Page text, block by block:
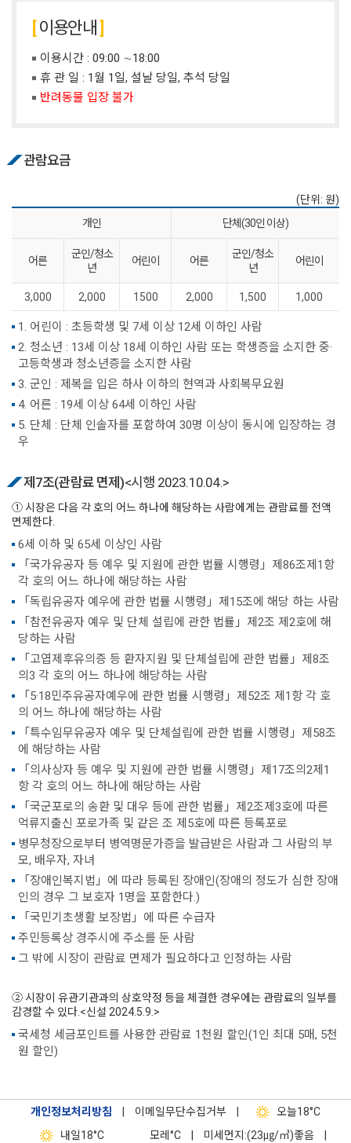
이용안내
이용시간 : 09:00 ∼18:00
휴 관 일 : 1월 1일, 설날 당일, 추석 당일
반려동물 입장 불가
관람요금
(단위: 원)
개인
단체(30인 이상)
어른
군인/청소
년
어린이 어른
군인/청소
년
어린이
3,000 2,000 1500 2,000 1,500 1,000
1. 어린이 : 초등학생 및 7세 이상 12세 이하인 사람
2. 청소년 : 13세 이상 18세 이하인 사람 또는 학생증을 소지한 중·
고등학생과 청소년증을 소지한 사람
3. 군인 : 제복을 입은 하사 이하의 현역과 사회복무요원
4. 어른 : 19세 이상 64세 이하인 사람
5. 단체 : 단체 인솔자를 포함하여 30명 이상이 동시에 입장하는 경
우
제7조(관람료 면제)<시행 2023.10.04.>
① 시장은 다음 각 호의 어느 하나에 해당하는 사람에게는 관람료를 전액
면제한다.
6세 이하 및 65세 이상인 사람
「국가유공자 등 예우 및 지원에 관한 법률 시행령」제86조제1항
각 호의 어느 하나에 해당하는 사람
「독립유공자 예우에 관한 법률 시행령」제15조에 해당 하는 사람
「참전유공자 예우 및 단체 설립에 관한 법률」제2조 제2호에 해
당하는 사람
「고엽제후유의증 등 환자지원 및 단체설립에 관한 법률」제8조
의3 각 호의 어느 하나에 해당하는 사람
「5·18민주유공자예우에 관한 법률 시행령」제52조 제1항 각 호
의 어느 하나에 해당하는 사람
「특수임무유공자 예우 및 단체설립에 관한 법률 시행령」제58조
에 해당하는 사람
「의사상자 등 예우 및 지원에 관한 법률 시행령」제17조의2제1
항 각 호의 어느 하나에 해당하는 사람
「국군포로의 송환 및 대우 등에 관한 법률」제2조제3호에 따른
억류지출신 포로가족 및 같은 조 제5호에 따른 등록포로
병무청장으로부터 병역명문가증을 발급받은 사람과 그 사람의 부
모, 배우자, 자녀
「장애인복지법」에 따라 등록된 장애인(장애의 정도가 심한 장애
인의 경우 그 보호자 1명을 포함한다.)
「국민기초생활 보장법」에 따른 수급자
주민등록상 경주시에 주소를 둔 사람
그 밖에 시장이 관람료 면제가 필요하다고 인정하는 사람
② 시장이 유관기관과의 상호약정 등을 체결한 경우에는 관람료의 일부를
감경할 수 있다.<신설 2024.5.9.>
국세청 세금포인트를 사용한 관람료 1천원 할인(1인 최대 5매, 5천
원 할인)
개인정보처리방침 이메일무단수집거부 오늘18°C
내일18°C 모레 °C 미세먼지:(23㎍/㎥)좋음